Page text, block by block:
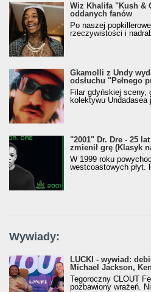
Wiz Khalifa "Kush &
oddanych fanów
Po naszej
rzeczywistości i
Gkamolli z Undy
odsłuchu "Pełnego
Filar gdyńskiej sceny,
kolektywu Undadasea
"2001" Dr. Dre - 25
zmienił grę (Klasyk
W 1999 roku
westcoastowych płyt.
Wywiady:
LUCKI - wywiad:
Michael Jackson,
Tegoroczny CLOUT
pozbawiony wrażeń.